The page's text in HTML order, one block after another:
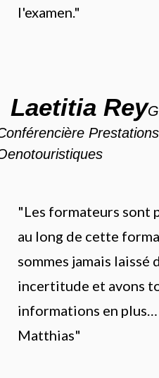
l'examen."
Laetitia Rey
Prestations
"Les formateurs sont
au long de cette
sommes jamais laissé
incertitude et avons
informations en
Matthias"